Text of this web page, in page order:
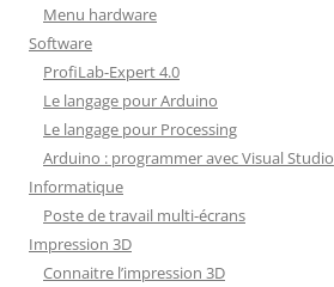
Menu hardware
Software
ProfiLab-Expert 4.0
Le langage pour Arduino
Le langage pour Processing
Arduino : programmer avec Visual Studio
Informatique
Poste de travail multi-écrans
Impression 3D
Connaitre l’impression 3D